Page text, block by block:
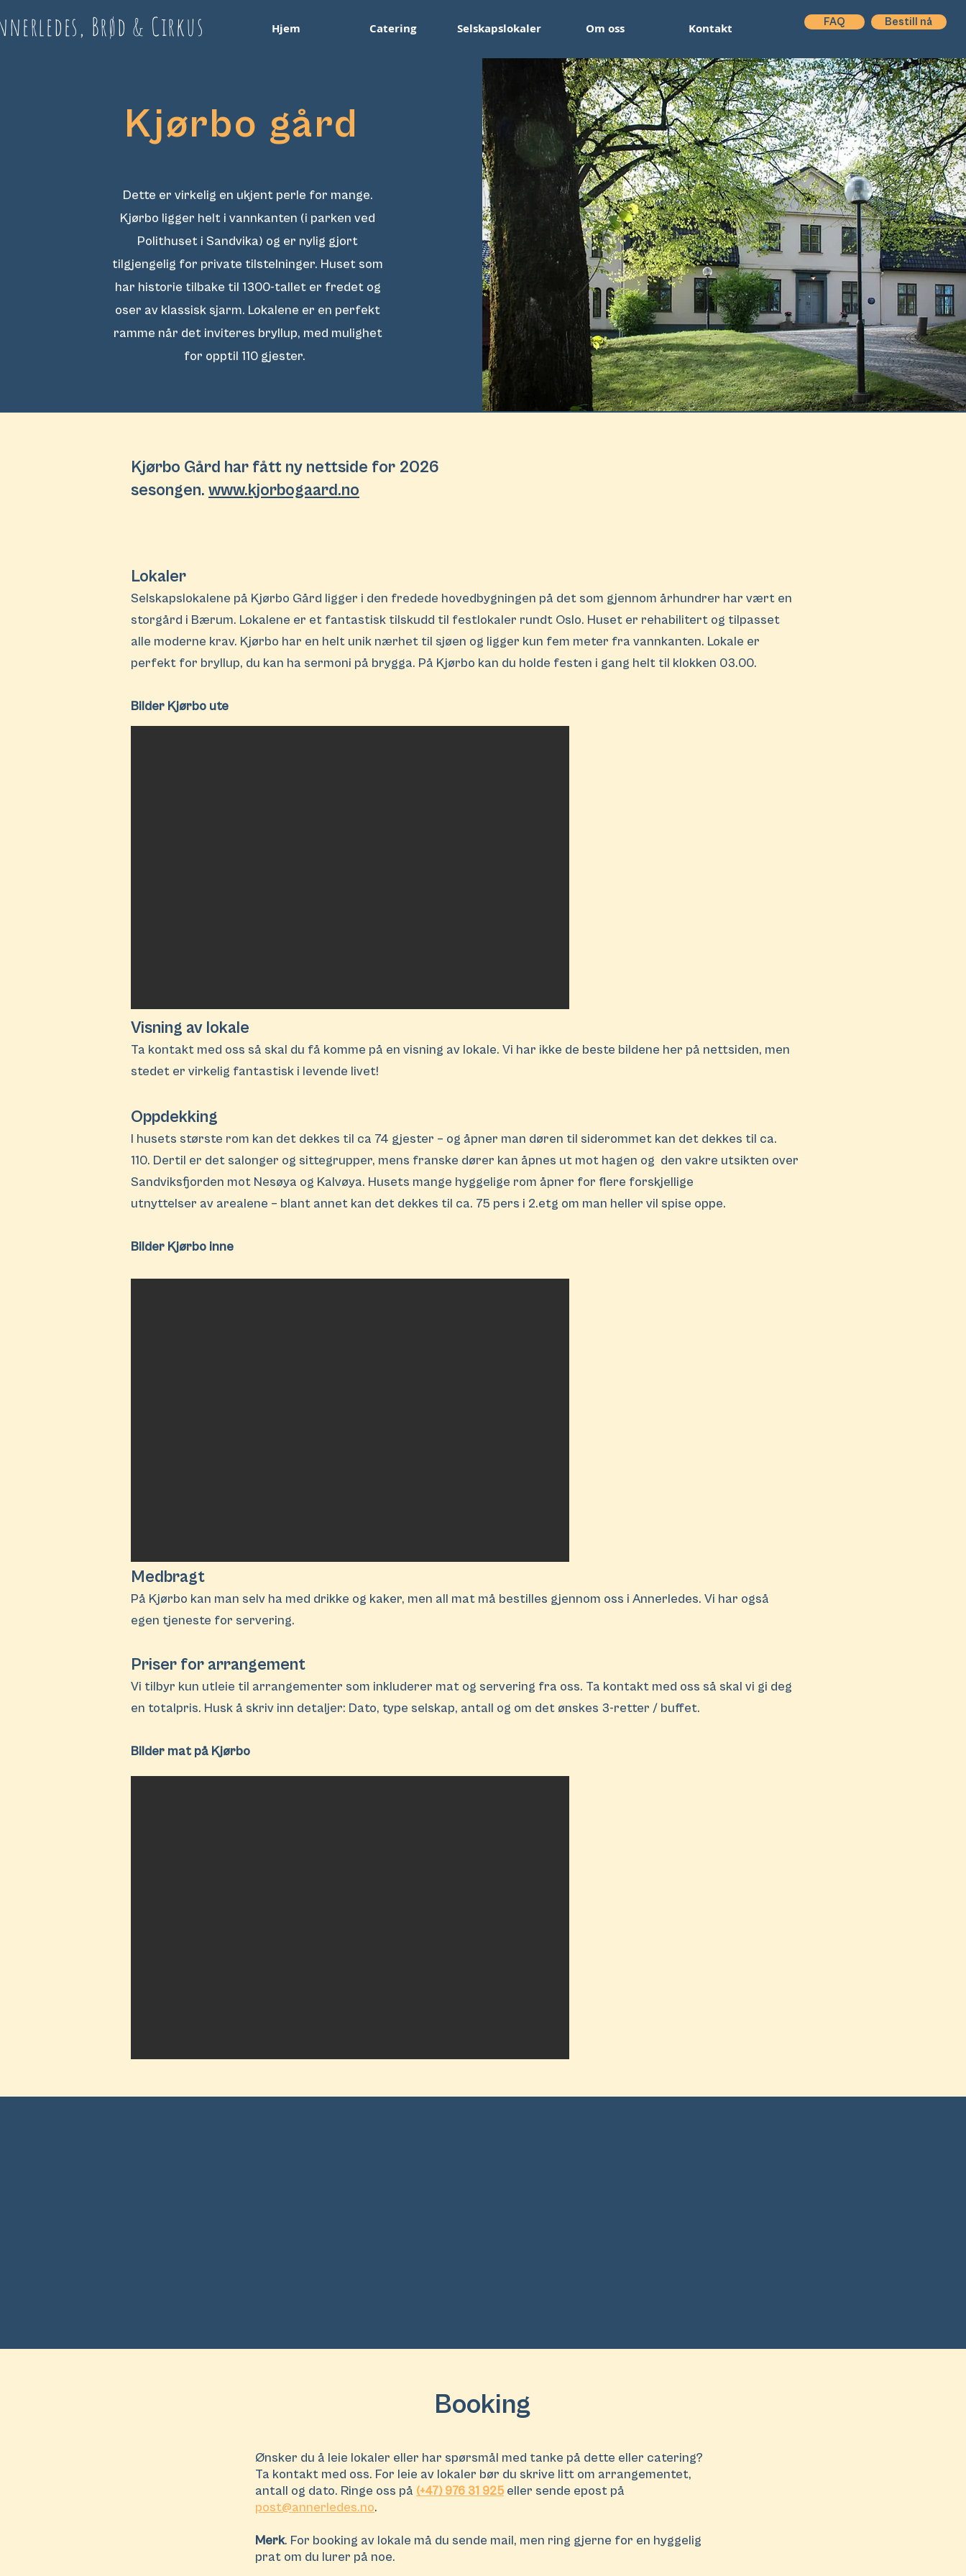
Brød & Cirkus Hjem Catering Selskapslokaler Om oss Kontakt FAQ Bestill nå
Kjørbo gård
Dette er virkelig en ukjent perle for mange.
Kjørbo ligger helt i vannkanten (i parken ved
Polithuset i Sandvika) og er nylig gjort
tilgjengelig for private tilstelninger. Huset som
har historie tilbake til 1300-tallet er fredet og
oser av klassisk sjarm. Lokalene er en perfekt
ramme når det inviteres bryllup, med mulighet
for opptil 110 gjester.
Kjørbo Gård har fått ny nettside for 2026
sesongen. www.kjorbogaard.no
Lokaler
​​Selskapslokalene på Kjørbo Gård ligger i den fredede hovedbygningen på det som gjennom århundrer har vært en
storgård i Bærum. Lokalene er et fantastisk tilskudd til festlokaler rundt Oslo. Huset er rehabilitert og tilpasset
alle moderne krav. Kjørbo har en helt unik nærhet til sjøen og ligger kun fem meter fra vannkanten. Lokale er
perfekt for bryllup, du kan ha sermoni på brygga. På Kjørbo kan du holde festen i gang helt til klokken 03.00.
Bilder Kjørbo ute
Visning av lokale
Ta kontakt med oss så skal du få komme på en visning av lokale. Vi har ikke de beste bildene her på nettsiden, men
stedet er virkelig fantastisk i levende livet!
Oppdekking
I husets største rom kan det dekkes til ca 74 gjester – og åpner man døren til siderommet kan det dekkes til ca.
110. Dertil er det salonger og sittegrupper, mens franske dører kan åpnes ut mot hagen og den vakre utsikten over
Sandviksfjorden mot Nesøya og Kalvøya. Husets mange hyggelige rom åpner for flere forskjellige
utnyttelser av arealene – blant annet kan det dekkes til ca. 75 pers i 2.etg om man heller vil spise oppe.
Bilder Kjørbo inne
Medbragt
På Kjørbo kan man selv ha med drikke og kaker, men all mat må bestilles gjennom oss i Annerledes. Vi har også
egen tjeneste for servering.
Priser for arrangement
Vi tilbyr kun utleie til arrangementer som inkluderer mat og servering fra oss. Ta kontakt med oss så skal vi gi deg
en totalpris. Husk å skriv inn detaljer: Dato, type selskap, antall og om det ønskes 3-retter / buffet.
Bilder mat på Kjørbo
Booking
Ønsker du å leie lokaler eller har spørsmål med tanke på dette eller catering?
Ta kontakt med oss. For leie av lokaler bør du skrive litt om arrangementet,
antall og dato. Ringe oss på (+47) 976 31 925 eller sende epost på
post@annerledes.no.
Merk. For booking av lokale må du sende mail, men ring gjerne for en hyggelig
prat om du lurer på noe.